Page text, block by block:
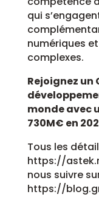
qui
numériques
complexes.
Rejoignez un
monde avec
730M€ en
Tous les
https://
nous suivre
https://